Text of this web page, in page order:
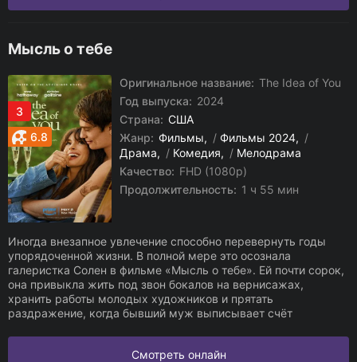
Мысль о тебе
3
6.8
Оригинальное название: The Idea of You
Год выпуска: 2024
Страна: США
Жанр: Фильмы / Фильмы 2024
/
Драма
/ Комедия / Мелодрама
Качество: FHD (1080p)
Продолжительность: 1 ч 55 мин
Иногда внезапное увлечение способно перевернуть годы
упорядоченной жизни. В полной мере это осознала
галеристка Солен в фильме «Мысль о тебе». Ей почти сорок,
она привыкла жить под звон бокалов на вернисажах,
хранить работы молодых художников и прятать
раздражение, когда бывший муж выписывает счёт
Смотреть онлайн